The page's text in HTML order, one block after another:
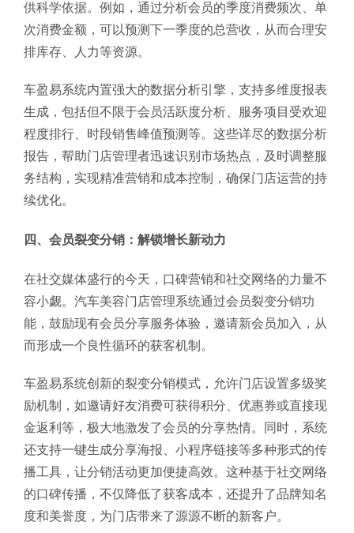
供科学依据。例如，通过分析会员的季度消费频次、单
次消费金额，可以预测下一季度的总营收，从而合理安
排库存、人力等资源。
车盈易系统内置强大的数据分析引擎，支持多维度报表
生成，包括但不限于会员活跃度分析、服务项目受欢迎
程度排行、时段销售峰值预测等。这些详尽的数据分析
报告，帮助门店管理者迅速识别市场热点，及时调整服
务结构，实现精准营销和成本控制，确保门店运营的持
续优化。
四、会员裂变分销：解锁增长新动力
在社交媒体盛行的今天，口碑营销和社交网络的力量不
容小觑。汽车美容门店管理系统通过会员裂变分销功
能，鼓励现有会员分享服务体验，邀请新会员加入，从
而形成一个良性循环的获客机制。
车盈易系统创新的裂变分销模式，允许门店设置多级奖
励机制，如邀请好友消费可获得积分、优惠券或直接现
金返利等，极大地激发了会员的分享热情。同时，系统
还支持一键生成分享海报、小程序链接等多种形式的传
播工具，让分销活动更加便捷高效。这种基于社交网络
的口碑传播，不仅降低了获客成本，还提升了品牌知名
度和美誉度，为门店带来了源源不断的新客户。